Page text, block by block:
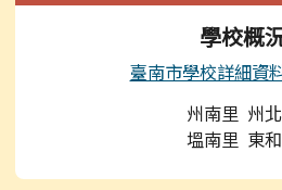
學校概
臺南市學校詳細資
州南里 州
塭南里 東